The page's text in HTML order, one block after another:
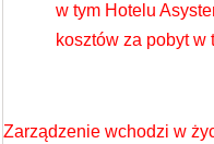
w tym Hotelu
kosztów za pobyt w
Zarządzenie wchodzi w